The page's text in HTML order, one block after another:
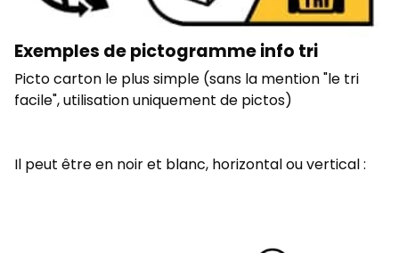
Exemples de pictogramme info tri
Picto carton le plus simple (sans la mention "le tri
facile", utilisation uniquement de pictos)
Il peut être en noir et blanc, horizontal ou vertical :